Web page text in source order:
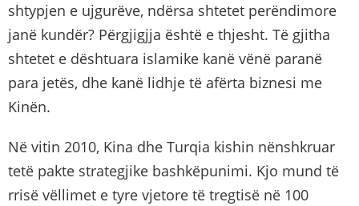
shtypjen e ujgurëve, ndërsa shtetet perëndimore
janë kundër? Përgjigjja është e thjesht. Të gjitha
shtetet e dështuara islamike kanë vënë paranë
para jetës, dhe kanë lidhje të afërta biznesi me
Kinën.
Në vitin 2010, Kina dhe Turqia kishin nënshkruar
tetë pakte strategjike bashkëpunimi. Kjo mund të
rrisë vëllimet e tyre vjetore të tregtisë në 100